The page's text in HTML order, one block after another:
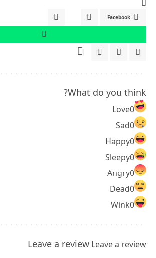
Facebook
What do you think?
Love0
Sad0
Happy0
Sleepy0
Angry0
Dead0
Wink0
Leave a review Leave a review